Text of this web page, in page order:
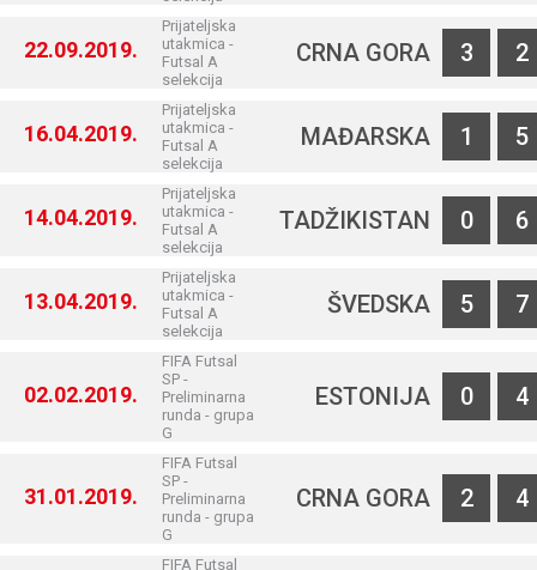
22.09.2019.
Prijateljska
utakmica -
Futsal A
selekcija
CRNA GORA 3 2
16.04.2019.
Prijateljska
utakmica -
Futsal A
selekcija
MAĐARSKA 1 5
14.04.2019.
Prijateljska
utakmica -
Futsal A
selekcija
TADŽIKISTAN 0 6
13.04.2019.
Prijateljska
utakmica -
Futsal A
selekcija
ŠVEDSKA 5 7
02.02.2019.
FIFA Futsal
SP -
Preliminarna
runda - grupa
G
ESTONIJA 0 4
31.01.2019.
FIFA Futsal
SP -
Preliminarna
runda - grupa
G
CRNA GORA 2 4
FIFA Futsal